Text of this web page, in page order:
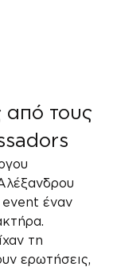
από τους
έναν
τη
ερωτήσεις,